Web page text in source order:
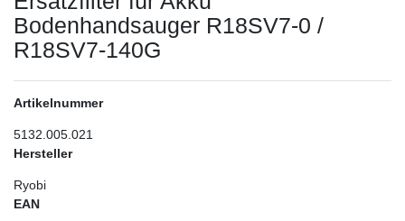
Bodenhandsauger R18SV7-0 /
R18SV7-140G
Artikelnummer
5132.005.021
Hersteller
Ryobi
EAN